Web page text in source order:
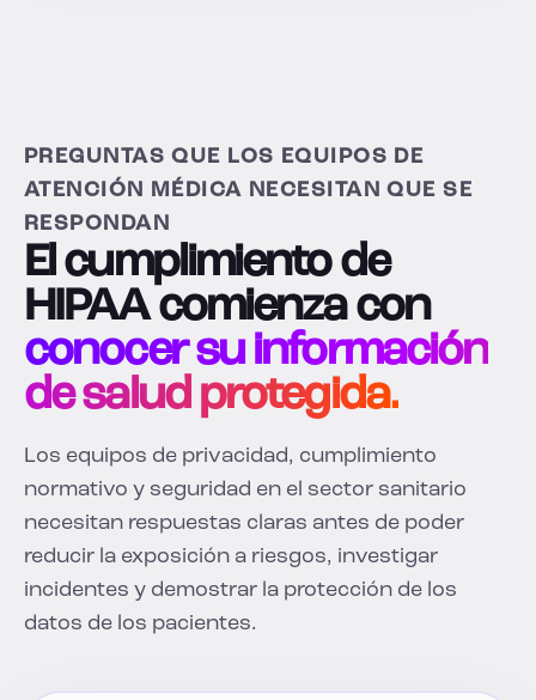
PREGUNTAS QUE LOS EQUIPOS DE
ATENCIÓN MÉDICA NECESITAN QUE SE
RESPONDAN
El cumplimiento de
HIPAA comienza con
conocer su información
de salud protegida.
Los equipos de privacidad, cumplimiento
normativo y seguridad en el sector sanitario
necesitan respuestas claras antes de poder
reducir la exposición a riesgos, investigar
incidentes y demostrar la protección de los
datos de los pacientes.